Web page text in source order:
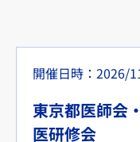
開催日時：2026/
東京都医師会
医研修会